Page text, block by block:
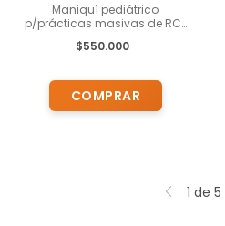
Maniquí pediátrico
p/prácticas masivas de RCP
$550.000
1 de 5